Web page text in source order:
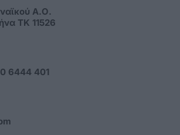
Α.Ο.
ΤΚ 11526
6444 401